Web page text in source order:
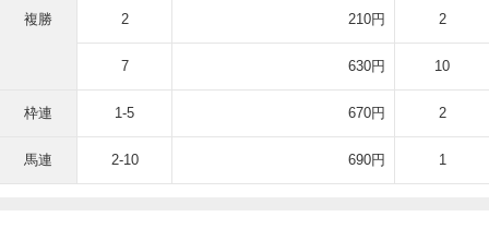
複勝 2 210円 2
7 630円 10
枠連 1-5 670円 2
馬連 2-10 690円 1